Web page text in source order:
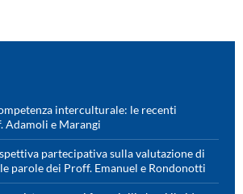
interculturale: le recenti
Adamoli e Marangi
partecipativa sulla valutazione di
parole dei Proff. Emanuel e Rondonotti